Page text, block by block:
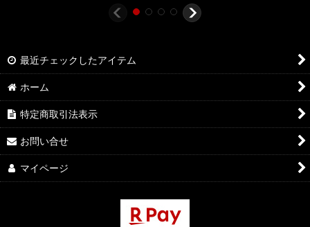
最近チェックしたアイテム
ホーム
特定商取引法表示
お問い合せ
マイページ